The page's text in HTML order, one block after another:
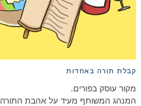
קבלת תורה באחדות
מקור עוסק בפורים.
המנהג המשותף מעיד על אהבת התורה